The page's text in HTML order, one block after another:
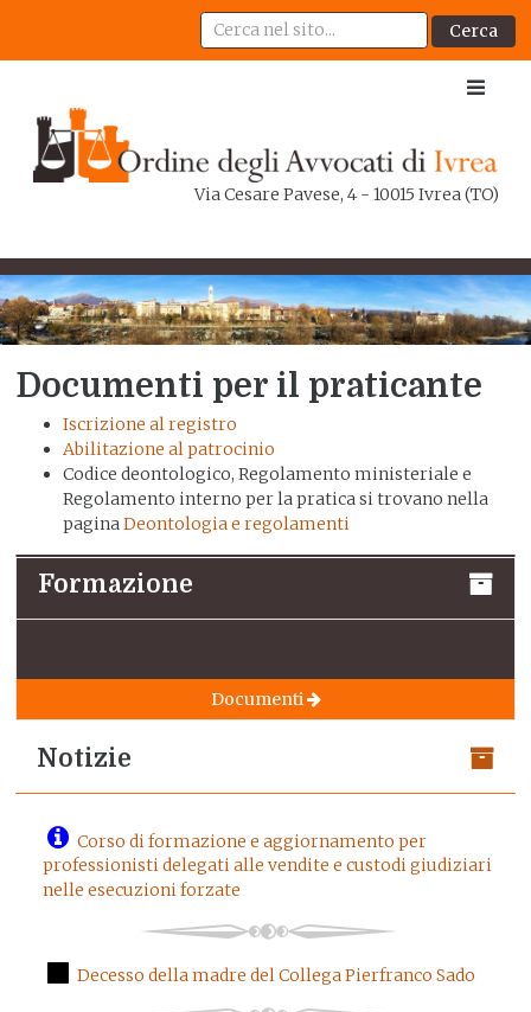
Cerca
Via Cesare Pavese, 4 - 10015 Ivrea (TO)
Documenti per il praticante
Iscrizione al registro
Abilitazione al patrocinio
Codice deontologico, Regolamento ministeriale e
Regolamento interno per la pratica si trovano nella
paginaDeontologia e regolamenti
Formazione
Documenti
Notizie
Corso di formazione e aggiornamento per
professionisti delegati alle vendite e custodi giudiziari
nelle esecuzioni forzate
Decesso della madre del Collega Pierfranco Sado